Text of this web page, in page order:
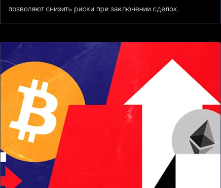
позволяют снизить риски при заключении сделок.